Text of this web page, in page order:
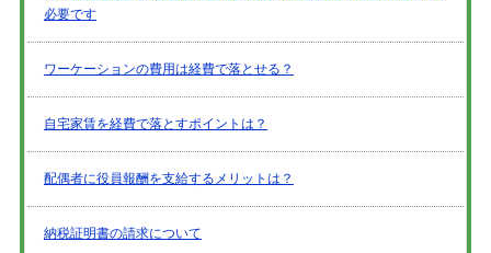
必要です
ワーケーションの費用は経費で落とせる？
自宅家賃を経費で落とすポイントは？
配偶者に役員報酬を支給するメリットは？
納税証明書の請求について